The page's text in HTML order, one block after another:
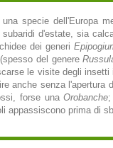
specie dell'Europa
d'estate, sia
dei generi
del genere
le visite degli
anche senza l'apertura
forse unaOrobanche;
appassiscono prima di